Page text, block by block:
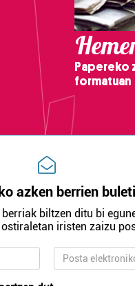
Papereko
formatuan
azken berrien
biltzen ditu bi
iristen zaizu